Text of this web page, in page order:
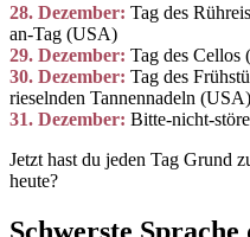
28. Dezember: Tag des
an-Tag (USA)
29. Dezember: Tag des Cellos
30. Dezember: Tag des
rieselnden Tannennadeln (USA)
31. Dezember: Bitte-nicht-
Jetzt hast du jeden Tag Grund
heute?
Schwerste